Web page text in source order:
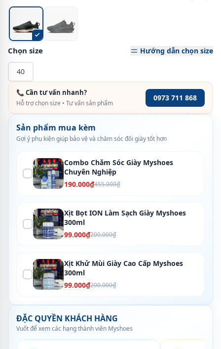
Chọn size Hướng dẫn chọn size
40
📞 Cần tư vấn nhanh?
Hỗ trợ chọn size • Tư vấn sản phẩm
0973 711 868
Sản phẩm mua kèm
Gợi ý phụ kiện giúp bảo vệ và chăm sóc đôi giày tốt hơn
Combo Chăm Sóc Giày Myshoes
Chuyên Nghiệp
190.000₫455.000₫
Xịt Bọt ION Làm Sạch Giày Myshoes
300ml
99.000₫200.000₫
Xịt Khử Mùi Giày Cao Cấp Myshoes
300ml
99.000₫200.000₫
ĐẶC QUYỀN KHÁCH HÀNG
Vuốt để xem các hạng thành viên Myshoes